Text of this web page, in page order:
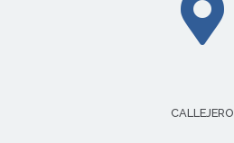
CALLEJERO